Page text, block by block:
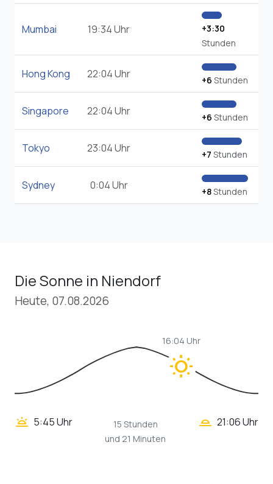
Mumbai 19:34 Uhr
+3:30
Stunden
Hong Kong 22:04 Uhr +6 Stunden
Singapore 22:04 Uhr +6 Stunden
Tokyo 23:04 Uhr +7 Stunden
Sydney 0:04 Uhr +8Stunden
Die Sonne in Niendorf
Heute, 07.08.2026
wb_sunny
16:04 Uhr
wb_twilight 5:45 Uhr
15 Stunden
und 21 Minuten
wb_twilight_2 21:06 Uhr